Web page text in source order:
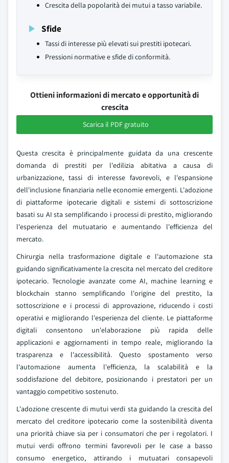
Crescita della popolarità dei mutui a tasso variabile.
Sfide
Tassi di interesse più elevati sui prestiti ipotecari.
Pressioni normative e sfide di conformità.
Ottieni informazioni di mercato e opportunità di
crescita
Scarica il PDF gratuito
Questa crescita è principalmente guidata da una crescente
domanda di prestiti per l'edilizia abitativa a causa di
urbanizzazione, tassi di interesse favorevoli, e l'espansione
dell'inclusione finanziaria nelle economie emergenti. L'adozione
di piattaforme ipotecarie digitali e sistemi di sottoscrizione
basati su AI sta semplificando i processi di prestito, migliorando
l'esperienza del mutuatario e aumentando l'efficienza del
mercato.
Chirurgia nella trasformazione digitale e l'automazione sta
guidando significativamente la crescita nel mercato del creditore
ipotecario. Tecnologie avanzate come AI, machine learning e
blockchain stanno semplificando l'origine del prestito, la
sottoscrizione e i processi di approvazione, riducendo i costi
operativi e migliorando l'esperienza del cliente. Le piattaforme
digitali consentono un'elaborazione più rapida delle
applicazioni e aggiornamenti in tempo reale, migliorando la
trasparenza e l'accessibilità. Questo spostamento verso
l'automazione aumenta l'efficienza, la scalabilità e la
soddisfazione del debitore, posizionando i prestatori per un
vantaggio competitivo sostenuto.
L'adozione crescente di mutui verdi sta guidando la crescita del
mercato del creditore ipotecario come la sostenibilità diventa
una priorità chiave sia per i consumatori che per i regolatori. I
mutui verdi offrono termini favorevoli per le case a basso
consumo energetico, attirando i mutuatari consapevoli